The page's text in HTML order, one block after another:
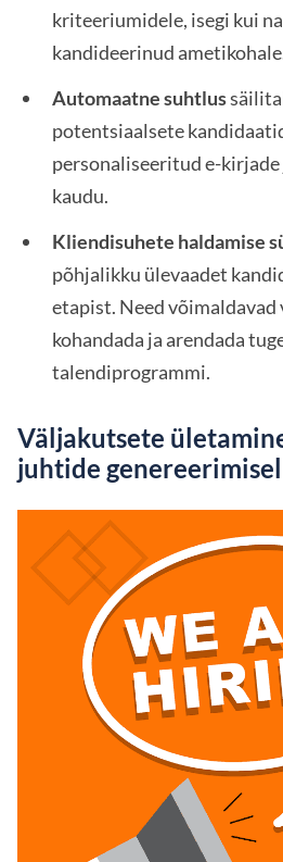
kriteeriumidele, isegi kui
kandideerinud
Automaatne suhtlus
potentsiaalsete
personaliseeritud e-
kaudu.
Kliendisuhete haldamise
põhjalikku ülevaadet
etapist. Need
kohandada ja arendada
talendiprogrammi.
Väljakutsete
juhtide genereerimisel